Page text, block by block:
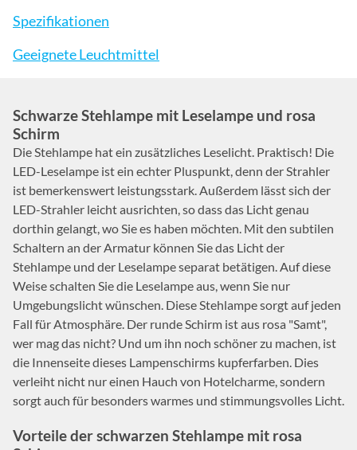
Spezifikationen
Geeignete Leuchtmittel
Schwarze Stehlampe mit Leselampe und rosa
Schirm
Die Stehlampe hat ein zusätzliches Leselicht. Praktisch! Die
LED-Leselampe ist ein echter Pluspunkt, denn der Strahler
ist bemerkenswert leistungsstark. Außerdem lässt sich der
LED-Strahler leicht ausrichten, so dass das Licht genau
dorthin gelangt, wo Sie es haben möchten. Mit den subtilen
Schaltern an der Armatur können Sie das Licht der
Stehlampe und der Leselampe separat betätigen. Auf diese
Weise schalten Sie die Leselampe aus, wenn Sie nur
Umgebungslicht wünschen. Diese Stehlampe sorgt auf jeden
Fall für Atmosphäre. Der runde Schirm ist aus rosa "Samt",
wer mag das nicht? Und um ihn noch schöner zu machen, ist
die Innenseite dieses Lampenschirms kupferfarben. Dies
verleiht nicht nur einen Hauch von Hotelcharme, sondern
sorgt auch für besonders warmes und stimmungsvolles Licht.
Vorteile der schwarzen Stehlampe mit rosa